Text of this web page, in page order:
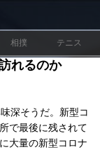
相撲 テニス
れるのか
深そうだ。新型コ
で最後に残されて
大量の新型コロナ